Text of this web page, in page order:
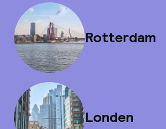
Rotterdam
Londen